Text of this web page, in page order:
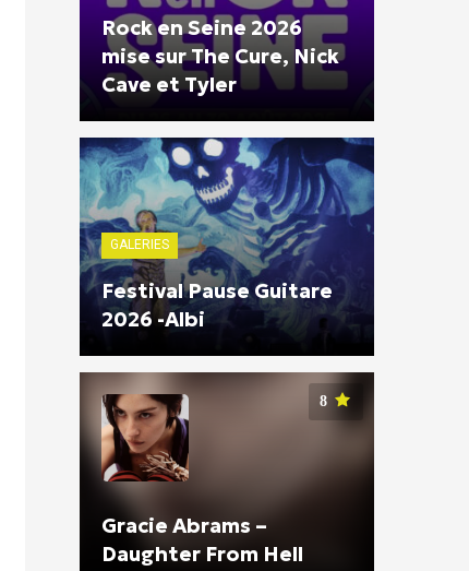
Rock en Seine 2026
mise sur The Cure, Nick
Cave et Tyler
GALERIES
Festival Pause Guitare
2026 -Albi
8
Gracie Abrams –
Daughter From Hell